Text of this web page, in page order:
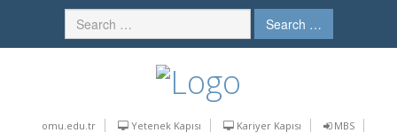
Search …
omu.edu.tr Yetenek Kapısı Kariyer Kapısı
MBS